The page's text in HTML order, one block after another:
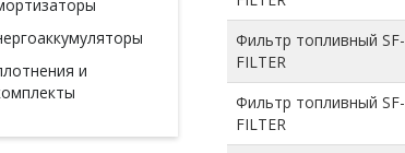
Фильтр топливный SF-
FILTER
Фильтр топливный SF-
FILTER
и